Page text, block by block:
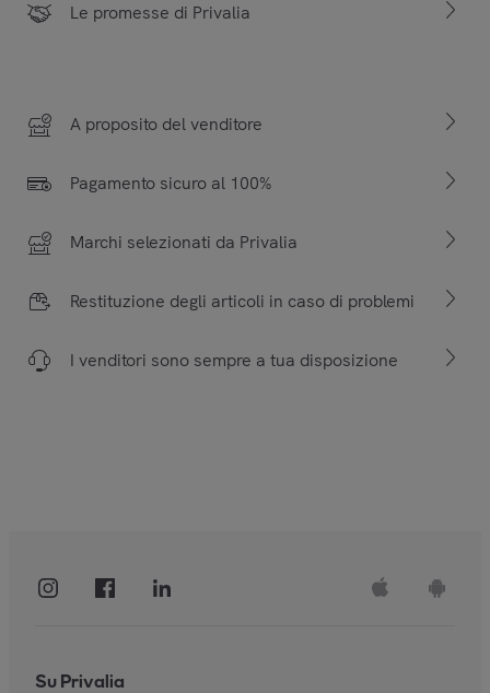
Le promesse di Privalia
A proposito del venditore
Pagamento sicuro al 100%
Marchi selezionati da Privalia
Restituzione degli articoli in caso di problemi
I venditori sono sempre a tua disposizione
Su Privalia